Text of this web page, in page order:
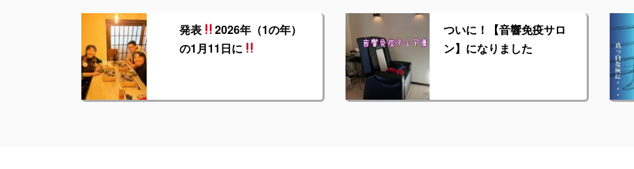
発表
2026年（1の年）
の1月11日に
ついに！【音響免疫サロ
ン】になりました